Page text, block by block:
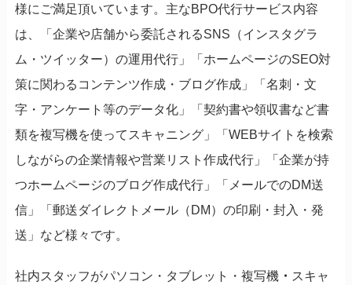
様にご満足頂いています。主なBPO代行サービス内容
は、「企業や店舗から委託されるSNS（インスタグラ
ム・ツイッター）の運用代行」「ホームページのSEO対
策に関わるコンテンツ作成・ブログ作成」「名刺・文
字・アンケート等のデータ化」「契約書や領収書など書
類を複写機を使ってスキャニング」「WEBサイトを検索
しながらの企業情報や営業リスト作成代行」「企業が持
つホームページのブログ作成代行」「メールでのDM送
信」「郵送ダイレクトメール（DM）の印刷・封入・発
送」など様々です。
社内スタッフがパソコン・タブレット・複写機・ スキャ